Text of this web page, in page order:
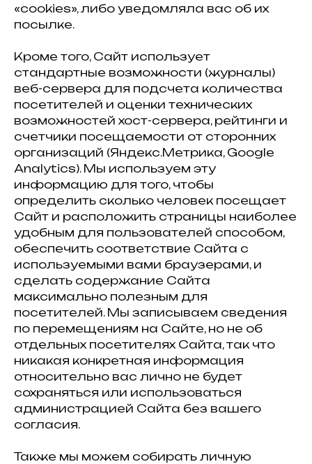
«cookies», либо уведомляла вас об их
посылке.
Кроме того, Сайт использует
стандартные возможности (журналы)
веб-сервера для подсчета количества
посетителей и оценки технических
возможностей хост-сервера, рейтинги и
счетчики посещаемости от сторонних
организаций (Яндекс.Метрика, Google
Analytics). Мы используем эту
информацию для того, чтобы
определить сколько человек посещает
Сайт и расположить страницы наиболее
удобным для пользователей способом,
обеспечить соответствие Сайта с
используемыми вами браузерами, и
сделать содержание Сайта
максимально полезным для
посетителей. Мы записываем сведения
по перемещениям на Сайте, но не об
отдельных посетителях Сайта, так что
никакая конкретная информация
относительно вас лично не будет
сохраняться или использоваться
администрацией Сайта без вашего
согласия.
Также мы можем собирать личную